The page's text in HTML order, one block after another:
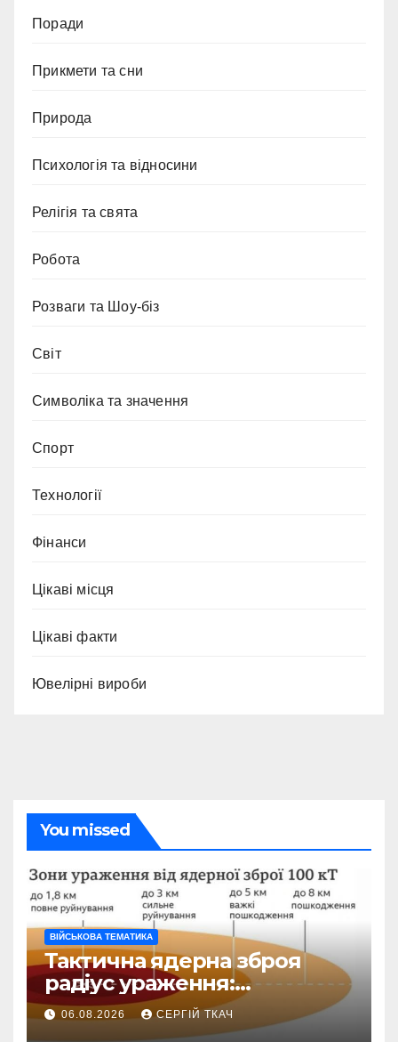
Поради
Прикмети та сни
Природа
Психологія та відносини
Релігія та свята
Робота
Розваги та Шоу-біз
Світ
Символіка та значення
Спорт
Технології
Фінанси
Цікаві місця
Цікаві факти
Ювелірні вироби
You missed
ВІЙСЬКОВА ТЕМАТИКА
Тактична ядерна зброя
радіус ураження:
детальний розбір зон
знищення
06.08.2026 СЕРГІЙ ТКАЧ